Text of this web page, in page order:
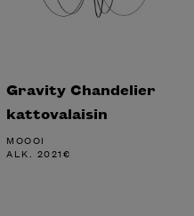
Gravity Chandelier
kattovalaisin
MOOOI
ALK. 2021€